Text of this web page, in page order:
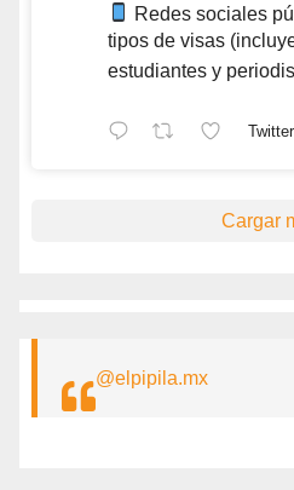
Redes sociales
tipos de visas
estudiantes y
Twitter
Cargar
@elpipila.mx